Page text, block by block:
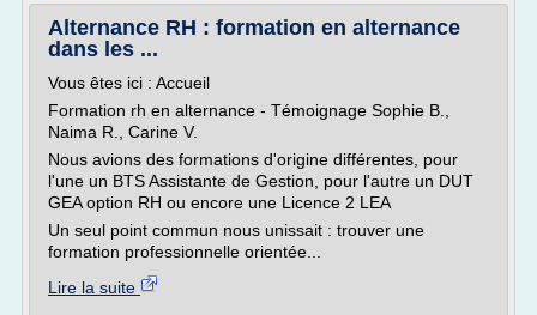
Alternance RH : formation en alternance
dans les ...
Vous êtes ici : Accueil
Formation rh en alternance - Témoignage Sophie B.,
Naima R., Carine V.
Nous avions des formations d'origine différentes, pour
l'une un BTS Assistante de Gestion, pour l'autre un DUT
GEA option RH ou encore une Licence 2 LEA
Un seul point commun nous unissait : trouver une
formation professionnelle orientée...
Lire la suite